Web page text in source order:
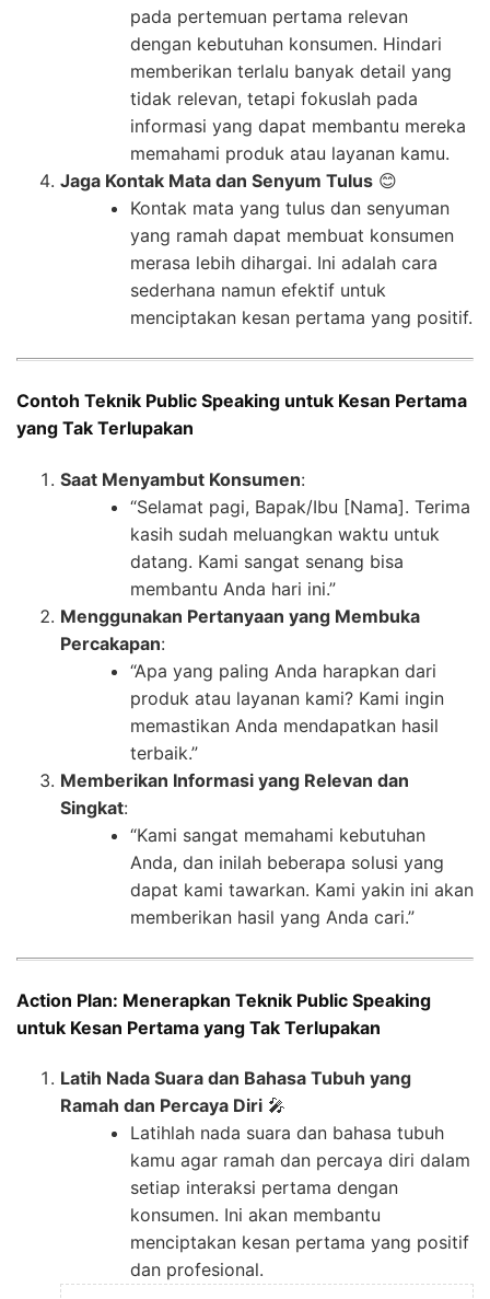
pada pertemuan pertama relevan
dengan kebutuhan konsumen. Hindari
memberikan terlalu banyak detail yang
tidak relevan, tetapi fokuslah pada
informasi yang dapat membantu mereka
memahami produk atau layanan kamu.
Jaga Kontak Mata dan Senyum Tulus 😊
Kontak mata yang tulus dan senyuman
yang ramah dapat membuat konsumen
merasa lebih dihargai. Ini adalah cara
sederhana namun efektif untuk
menciptakan kesan pertama yang positif.
Contoh Teknik Public Speaking untuk Kesan Pertama
yang Tak Terlupakan
Saat Menyambut Konsumen:
“Selamat pagi, Bapak/Ibu [Nama]. Terima
kasih sudah meluangkan waktu untuk
datang. Kami sangat senang bisa
membantu Anda hari ini.”
Menggunakan Pertanyaan yang Membuka
Percakapan:
“Apa yang paling Anda harapkan dari
produk atau layanan kami? Kami ingin
memastikan Anda mendapatkan hasil
terbaik.”
Memberikan Informasi yang Relevan dan
Singkat:
“Kami sangat memahami kebutuhan
Anda, dan inilah beberapa solusi yang
dapat kami tawarkan. Kami yakin ini akan
memberikan hasil yang Anda cari.”
Action Plan: Menerapkan Teknik Public Speaking
untuk Kesan Pertama yang Tak Terlupakan
Latih Nada Suara dan Bahasa Tubuh yang
Ramah dan Percaya Diri 🎤
Latihlah nada suara dan bahasa tubuh
kamu agar ramah dan percaya diri dalam
setiap interaksi pertama dengan
konsumen. Ini akan membantu
menciptakan kesan pertama yang positif
dan profesional.